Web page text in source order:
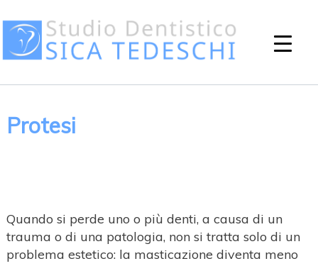
Protesi
Quando si perde uno o più denti, a causa di un
trauma o di una patologia, non si tratta solo di un
problema estetico: la masticazione diventa meno